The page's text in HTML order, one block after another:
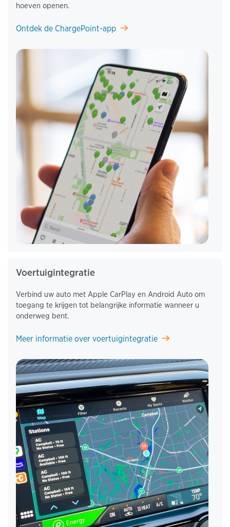
hoeven openen.
Ontdek de ChargePoint-app
Voertuigintegratie
Verbind uw auto met Apple CarPlay en Android Auto om
toegang te krijgen tot belangrijke informatie wanneer u
onderweg bent.
Meer informatie over voertuigintegratie